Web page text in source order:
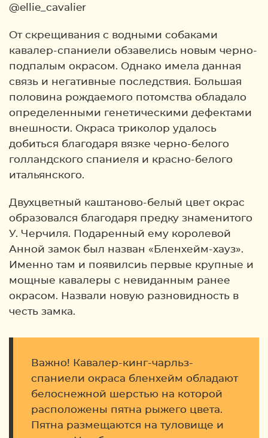
@ellie_cavalier
От скрещивания с водными собаками
кавалер-спаниели обзавелись новым черно-
подпалым окрасом. Однако имела данная
связь и негативные последствия. Большая
половина рождаемого потомства обладало
определенными генетическими дефектами
внешности. Окраса триколор удалось
добиться благодаря вязке черно-белого
голландского спаниеля и красно-белого
итальянского.
Двухцветный каштаново-белый цвет окрас
образовался благодаря предку знаменитого
У. Черчиля. Подаренный ему королевой
Анной замок был назван «Бленхейм-хауз».
Именно там и появилсиь первые крупные и
мощные кавалеры с невиданным ранее
окрасом. Назвали новую разновидность в
честь замка.
Важно! Кавалер-кинг-чарльз-
спаниели окраса бленхейм обладают
белоснежной шерстью на которой
расположены пятна рыжего цвета.
Пятна размещаются на туловище и